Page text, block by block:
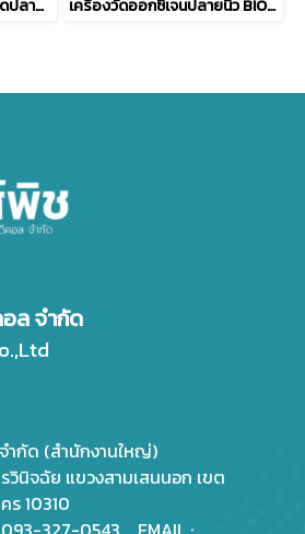
เครื่องวัดออกซิเจนในเลือดปลายนิ้ว EDAN H100B เครื่องวัดออกซิเจนปลายนิ้ว BIOLIGHT M800
ล จำกัด
กัด (สำนักงานใหญ่)
นิจฉัย แขวงสามเสนนอก เขต
ร 10310